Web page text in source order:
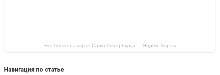
Fire-house на карте Санкт‑Петербурга — Яндекс Карты
Навигация по статье